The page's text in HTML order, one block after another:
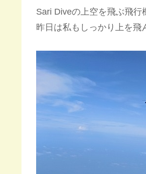
Sari Diveの上空を飛ぶ飛行
昨日は私もしっかり上を飛